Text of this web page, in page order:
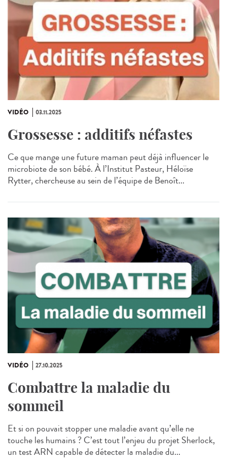
VIDÉO 03.11.2025
Grossesse : additifs néfastes
Ce que mange une future maman peut déjà influencer le
microbiote de son bébé. À l’Institut Pasteur, Héloïse
Rytter, chercheuse au sein de l’équipe de Benoît...
VIDÉO 27.10.2025
Combattre la maladie du
sommeil
Et si on pouvait stopper une maladie avant qu’elle ne
touche les humains ? C’est tout l’enjeu du projet Sherlock,
un test ARN capable de détecter la maladie du...